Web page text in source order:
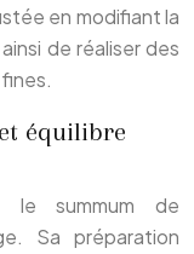
en modifiant la
de réaliser des
équilibre
le summum de
Sa préparation